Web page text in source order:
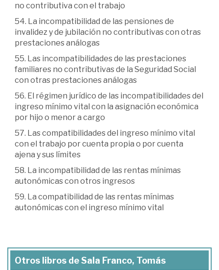
no contributiva con el trabajo
54. La incompatibilidad de las pensiones de
invalidez y de jubilación no contributivas con otras
prestaciones análogas
55. Las incompatibilidades de las prestaciones
familiares no contributivas de la Seguridad Social
con otras prestaciones análogas
56. El régimen jurídico de las incompatibilidades del
ingreso mínimo vital con la asignación económica
por hijo o menor a cargo
57. Las compatibilidades del ingreso mínimo vital
con el trabajo por cuenta propia o por cuenta
ajena y sus límites
58. La incompatibilidad de las rentas mínimas
autonómicas con otros ingresos
59. La compatibilidad de las rentas mínimas
autonómicas con el ingreso mínimo vital
Otros libros de Sala Franco, Tomás